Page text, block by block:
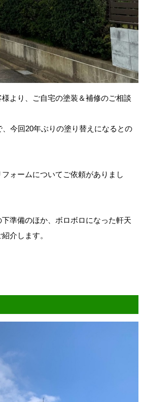
より、ご自宅の塗装＆補修のご相談
今回20年ぶりの塗り替えになるとの
ォームについてご依頼がありまし
準備のほか、ボロボロになった軒天
介します。